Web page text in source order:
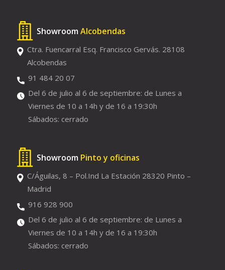
Showroom Alcobendas
Ctra. Fuencarral Esq. Francisco Gervás. 28108
Alcobendas
91 484 20 07
Del 6 de julio al 6 de septiembre: de Lunes a
Viernes de 10 a 14h y de 16 a 19:30h
Sábados: cerrado
Showroom Pinto y oficinas
C/Águilas, 8 – Pol.Ind La Estación 28320 Pinto –
Madrid
916 928 900
Del 6 de julio al 6 de septiembre: de Lunes a
Viernes de 10 a 14h y de 16 a 19:30h
Sábados: cerrado